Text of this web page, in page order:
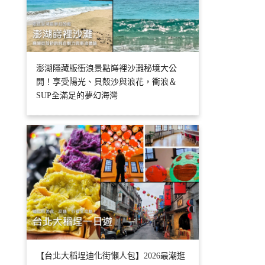
澎湖隱藏版衝浪景點嵵裡沙灘秘境大公
開！享受陽光、貝殼沙與浪花，衝浪＆
SUP全滿足的夢幻海灣
【台北大稻埕迪化街懶人包】2026最潮逛